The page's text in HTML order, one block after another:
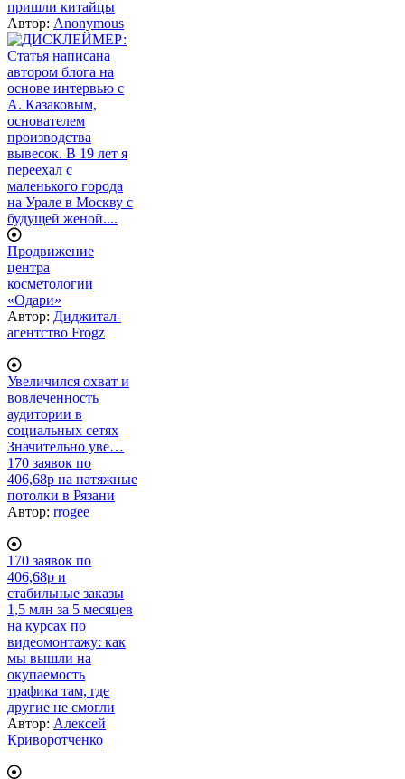
пришли китайцы
Автор: Anonymous
Продвижение
центра
косметологии
«Одари»
Автор: Диджитал-
агентство Frogz
Увеличился охват и
вовлеченность
аудитории в
социальных сетях
Значительно уве…
170 заявок по
406,68р на натяжные
потолки в Рязани
Автор: rrogee
170 заявок по
406,68р и
стабильные заказы
1,5 млн за 5 месяцев
на курсах по
видеомонтажу: как
мы вышли на
окупаемость
трафика там, где
другие не смогли
Автор: Алексей
Криворотченко